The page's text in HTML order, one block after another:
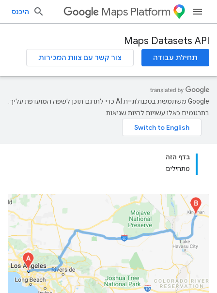
Maps Platform היכנס
Maps Datasets API
תחילת עבודה צור קשר עם צוות המכירות
‫Google משתמשת בטכנולוגיית AI כדי לתרגם תוכן לשפה המועדפת עליך.
בתרגומים כאלו עשויות להיות שגיאות.
בדף הזה
מתחילים